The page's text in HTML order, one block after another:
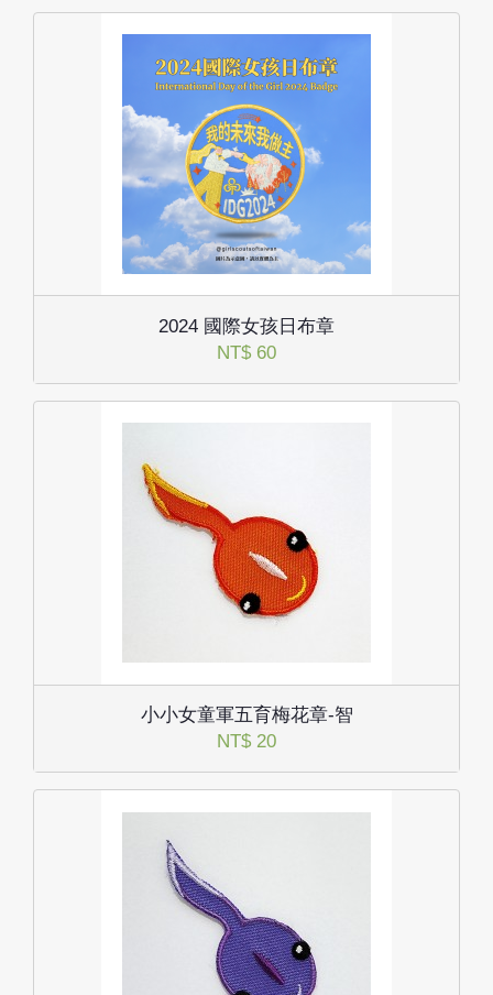
2024 國際女孩日布章
NT$ 60
小小女童軍五育梅花章-智
NT$ 20